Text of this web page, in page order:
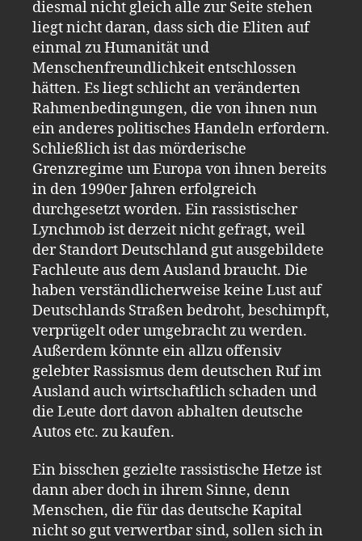
diesmal nicht gleich alle zur Seite stehen
liegt nicht daran, dass sich die Eliten auf
einmal zu Humanität und
Menschenfreundlichkeit entschlossen
hätten. Es liegt schlicht an veränderten
Rahmenbedingungen, die von ihnen nun
ein anderes politisches Handeln erfordern.
Schließlich ist das mörderische
Grenzregime um Europa von ihnen bereits
in den 1990er Jahren erfolgreich
durchgesetzt worden. Ein rassistischer
Lynchmob ist derzeit nicht gefragt, weil
der Standort Deutschland gut ausgebildete
Fachleute aus dem Ausland braucht. Die
haben verständlicherweise keine Lust auf
Deutschlands Straßen bedroht, beschimpft,
verprügelt oder umgebracht zu werden.
Außerdem könnte ein allzu offensiv
gelebter Rassismus dem deutschen Ruf im
Ausland auch wirtschaftlich schaden und
die Leute dort davon abhalten deutsche
Autos etc. zu kaufen.
Ein bisschen gezielte rassistische Hetze ist
dann aber doch in ihrem Sinne, denn
Menschen, die für das deutsche Kapital
nicht so gut verwertbar sind, sollen sich in